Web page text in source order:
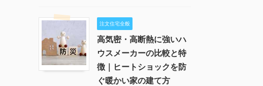
注文住宅全般
高気密・高断熱に強いハ
ウスメーカーの比較と特
徴｜ヒートショックを防
ぐ暖かい家の建て方